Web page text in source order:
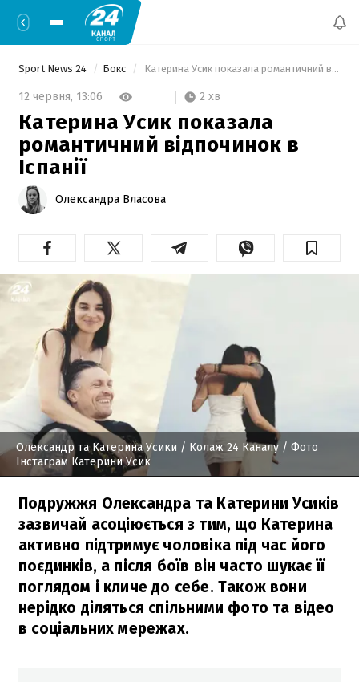
Sport News 24 Бокс Катерина Усик показала романтичний відпочинок в Іспанії
12 червня, 13:06 2 хв
Катерина Усик показала
романтичний відпочинок в
Іспанії
Олександра Власова
Олександр та Катерина Усики / Колаж 24 Каналу / Фото
Інстаграм Катерини Усик
Подружжя Олександра та Катерини Усиків
зазвичай асоціюється з тим, що Катерина
активно підтримує чоловіка під час його
поєдинків, а після боїв він часто шукає її
поглядом і кличе до себе. Також вони
нерідко діляться спільними фото та відео
в соціальних мережах.